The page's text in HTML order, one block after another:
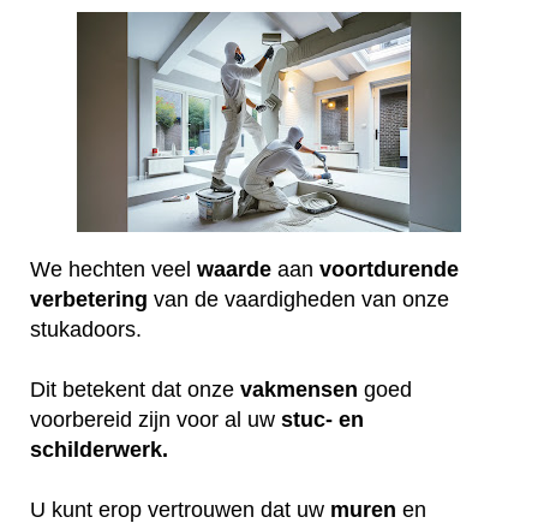
We hechten veel waarde aan voortdurende
verbetering van de vaardigheden van onze
stukadoors.
Dit betekent dat onze vakmensen goed
voorbereid zijn voor al uw stuc- en
schilderwerk.
U kunt erop vertrouwen dat uw muren en